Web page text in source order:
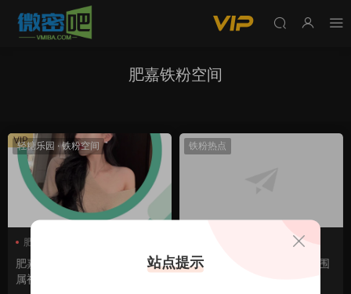
肥嘉铁粉空间
轻糖乐园 ·铁粉空间
肥嘉
肥嘉铁粉空间
肥嘉轻糖乐园_铁粉空间圈子专
属视图合集
VIP 铁粉热点
肥嘉铁粉空间专属美照，氛围
站点提示